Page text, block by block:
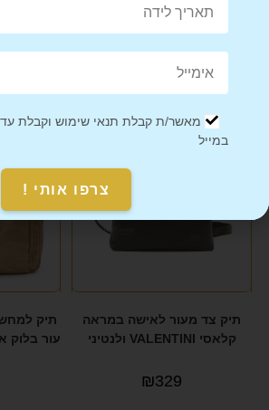
תיק צד מעור לאישה במראה
קלאסי VALENTINI ולנטיני
₪329
תיק
מאשר/ת קבלת תנאי שימוש וקבלת
במייל
צרפו אותי !